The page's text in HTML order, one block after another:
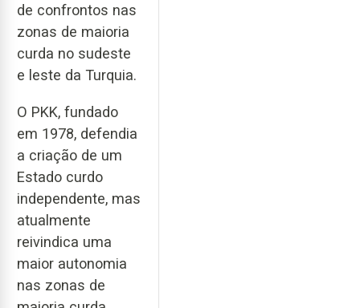
de confrontos nas
zonas de maioria
curda no sudeste
e leste da Turquia.
O PKK, fundado
em 1978, defendia
a criação de um
Estado curdo
independente, mas
atualmente
reivindica uma
maior autonomia
nas zonas de